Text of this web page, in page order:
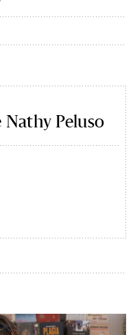
Nathy Peluso